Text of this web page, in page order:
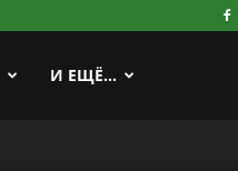
И ЕЩЁ…